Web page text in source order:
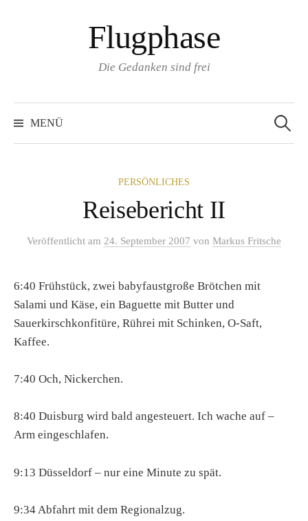
Flugphase
Die Gedanken sind frei
MENÜ
nach:
PERSÖNLICHES
Reisebericht II
Veröffentlicht am 24. September 2007 von Markus Fritsche
6:40 Frühstück, zwei babyfaustgroße Brötchen mit
Salami und Käse, ein Baguette mit Butter und
Sauerkirschkonfitüre, Rührei mit Schinken, O-Saft,
Kaffee.
7:40 Och, Nickerchen.
8:40 Duisburg wird bald angesteuert. Ich wache auf –
Arm eingeschlafen.
9:13 Düsseldorf – nur eine Minute zu spät.
9:34 Abfahrt mit dem Regionalzug.